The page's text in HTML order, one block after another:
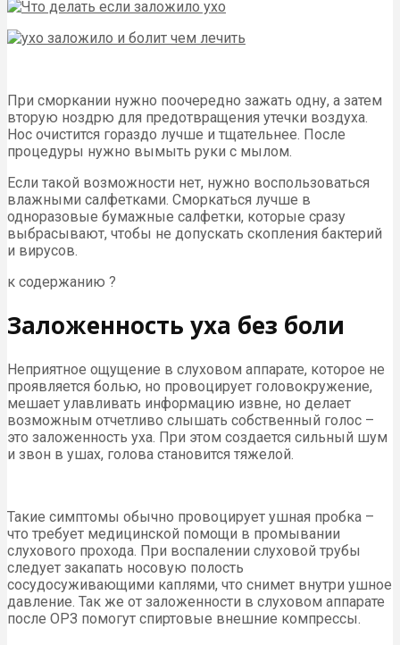
При сморкании нужно поочередно зажать одну, а затем
вторую ноздрю для предотвращения утечки воздуха.
Нос очистится гораздо лучше и тщательнее. После
процедуры нужно вымыть руки с мылом.
Если такой возможности нет, нужно воспользоваться
влажными салфетками. Сморкаться лучше в
одноразовые бумажные салфетки, которые сразу
выбрасывают, чтобы не допускать скопления бактерий
и вирусов.
к содержанию ?
Заложенность уха без боли
Неприятное ощущение в слуховом аппарате, которое не
проявляется болью, но провоцирует головокружение,
мешает улавливать информацию извне, но делает
возможным отчетливо слышать собственный голос –
это заложенность уха. При этом создается сильный шум
и звон в ушах, голова становится тяжелой.
Такие симптомы обычно провоцирует ушная пробка –
что требует медицинской помощи в промывании
слухового прохода. При воспалении слуховой трубы
следует закапать носовую полость
сосудосуживающими каплями, что снимет внутри ушное
давление. Так же от заложенности в слуховом аппарате
после ОРЗ помогут спиртовые внешние компрессы.